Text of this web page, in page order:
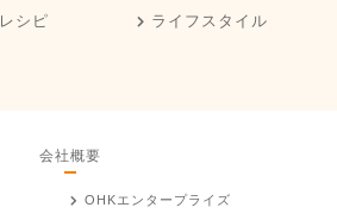
レシピ
ライフスタイル
会社概要
OHKエンタープライズ